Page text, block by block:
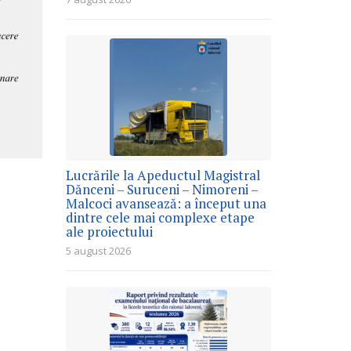
Lucrările la Apeductul Magistral
Dănceni – Suruceni – Nimoreni –
Malcoci avansează: a început una
dintre cele mai complexe etape
ale proiectului
5 august 2026